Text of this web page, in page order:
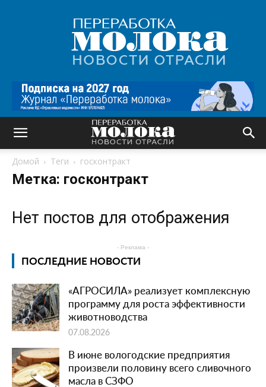
Переработка
молока
|
Новости
Домой Теги госконтракт
Метка: госконтракт
Нет постов для отображения
- Реклама -
ПОСЛЕДНИЕ НОВОСТИ
«АГРОСИЛА» реализует комплексную
программу для роста эффективности
животноводства
07.08.2026
В июне вологодские предприятия
произвели половину всего сливочного
масла в СЗФО